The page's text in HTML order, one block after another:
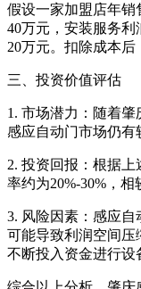
假设一家加盟店年销
40万元，安装服务利
20万元。扣除成本后
三、投资价值评估
1. 市场潜力：随着肇
感应自动门市场仍有
2. 投资回报：根据上
率约为20%-30%，相
3. 风险因素：感应自
可能导致利润空间压
不断投入资金进行设